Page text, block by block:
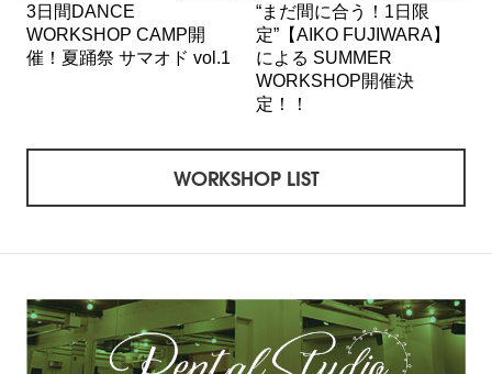
3日間DANCE
WORKSHOP CAMP開
催！夏踊祭 サマオド vol.1
“まだ間に合う！1日限
定”【AIKO FUJIWARA】
による SUMMER
WORKSHOP開催決
定！！
WORKSHOP LIST